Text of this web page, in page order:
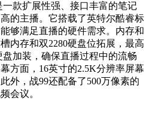
款扩展性强、接口丰富的笔记
的主播。它搭载了英特尔酷睿标
够满足直播的硬件需求。内存和
内存和双2280硬盘位拓展，最高
加装，确保直播过程中的流畅
方面，16英寸的2.5K分辨率屏幕
外，战99还配备了500万像素的
会议。